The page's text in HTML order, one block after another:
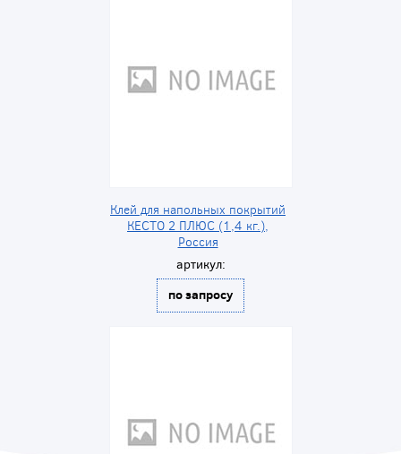
Клей для напольных покрытий
КЕСТО 2 ПЛЮС (1,4 кг.),
Россия
артикул:
по запросу